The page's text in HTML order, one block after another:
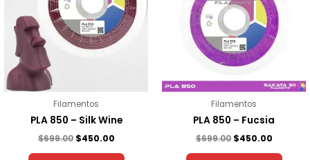
Filamentos
PLA 850 – Silk Wine
$699.00 $450.00
Filamentos
PLA 850 – Fucsia
$699.00 $450.00